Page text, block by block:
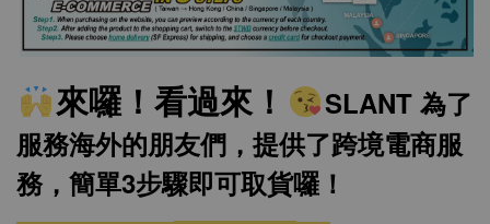
來囉！看過來！
SLANT 為了
服務海外的朋友們，提供了跨境電商服
務，簡單3步驟即可取貨囉！